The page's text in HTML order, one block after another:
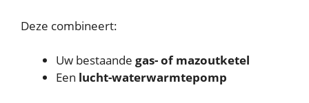
Deze combineert:
Uw bestaande gas- of mazoutketel
Een lucht-waterwarmtepomp